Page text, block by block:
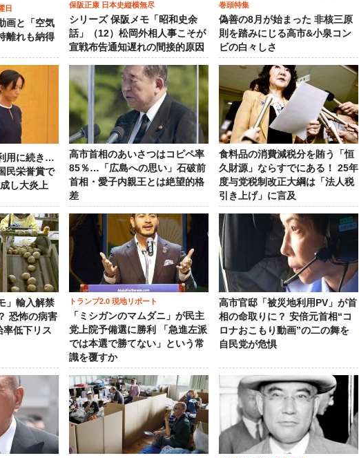
日
画と「空気
離れも納得
保阪正康 日本史縦横無尽
シリーズ 保阪メモ「昭和史余
話」（12）松岡外相人事こそが
宣戦布告通知遅れの間接的原因
巻頭特集
偽善の8月が始まった 非核三原
則を踏みにじる高市&小泉コン
ビの白々しさ
用に続き…
民栄誉賞で
し大炎上
高市首相のあいさつはコピペ率
85％…「広島への思い」石破前
首相・愛子内親王とは絶望的格
差
食料品の消費減税分を賄う「恒
久財源」ならすでにある！ 25年
度与党税制改正大綱は「法人税
引き上げ」に言及
」輸入解禁
恐怖の病害
率低下リス
トランプ2.0 現地リポート
「ミシガンのマムダニ」が民主
党上院予備選に勝利 「急進左派
では本選で勝てない」という常
識を覆すか
高市官邸「被災地利用PV」が首
相の命取りに？ 安倍元首相“コ
ロナおこもり動画”の二の舞を
自民党が危惧